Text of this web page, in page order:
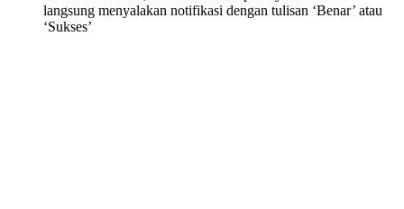
langsung menyalakan notifikasi dengan tulisan ‘Benar’ atau
‘Sukses’